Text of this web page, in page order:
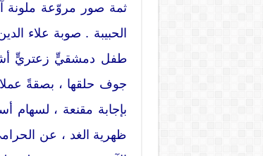
ثمة صور مروّعة ملونة
الحبيبة . صوبة علاء
طفل دمشقيٍّ زعتريٍّ
جوف حلقها ، بصقةً
بإجابة مقنعة ، لسهام
ظهرية الغد ، عن